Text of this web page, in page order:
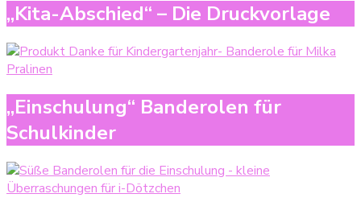
„Kita-Abschied“ – Die Druckvorlage
„Einschulung“ Banderolen für
Schulkinder